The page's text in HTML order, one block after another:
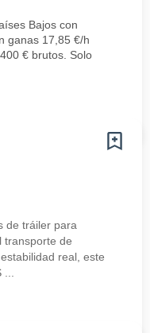
Bajos con
ganas 17,85 €/h
€ brutos. Solo
de tráiler para
transporte de
real, este